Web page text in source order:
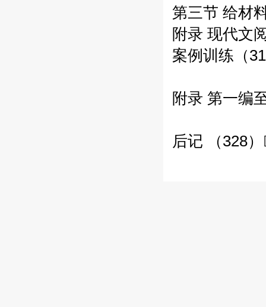
第三节 给材
附录 现代文
案例训练（
附录 第一编
后记 （328